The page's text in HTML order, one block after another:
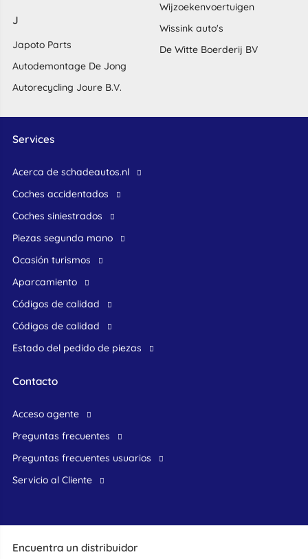
J
Japoto Parts
Autodemontage De Jong
Autorecycling Joure B.V.
Wijzoekenvoertuigen
Wissink auto's
De Witte Boerderij BV
Encuentra un distribuidor
Services
Acerca de schadeautos.nl
Coches accidentados
Coches siniestrados
Piezas segunda mano
ocasión turismos
Aparcamiento
Códigos de calidad
Códigos de calidad
Estado del pedido de piezas
Contacto
acceso agente
preguntas frecuentes
preguntas frecuentes usuarios
Servicio al Cliente